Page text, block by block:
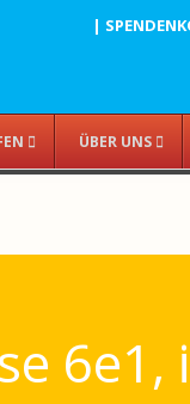
|
ÜBER UNS
6e1,